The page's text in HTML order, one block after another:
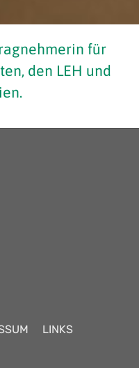
für
den LEH und
LINKS